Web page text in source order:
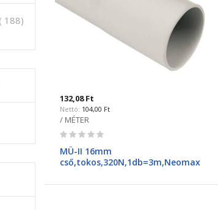
132,08 Ft
104,00 Ft
/ MÉTER
Rating:
0%
MÜ-II 16mm
cső,tokos,320N,1db=3m,Neomax
188termék